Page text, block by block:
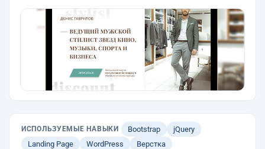
ИСПОЛЬЗУЕМЫЕ НАВЫКИ Bootstrap
jQuery
Landing Page
WordPress Верстка